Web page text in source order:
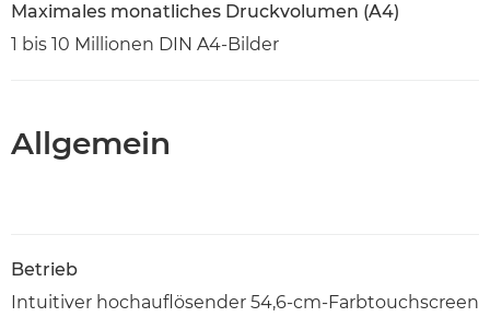
Maximales monatliches Druckvolumen (A4)
1 bis 10 Millionen DIN A4-Bilder
Allgemein
Betrieb
Intuitiver hochauflösender 54,6-cm-Farbtouchscreen